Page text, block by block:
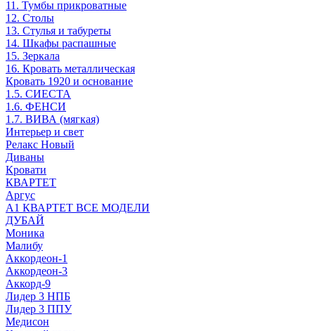
11. Тумбы прикроватные
12. Столы
13. Стулья и табуреты
14. Шкафы распашные
15. Зеркала
16. Кровать металлическая
Кровать 1920 и основание
1.5. СИЕСТА
1.6. ФЕНСИ
1.7. ВИВА (мягкая)
Интерьер и свет
Релакс Новый
Диваны
Кровати
КВАРТЕТ
Аргус
А1 КВАРТЕТ ВСЕ МОДЕЛИ
ДУБАЙ
Моника
Малибу
Аккордеон-1
Аккордеон-3
Аккорд-9
Лидер 3 НПБ
Лидер 3 ППУ
Медисон